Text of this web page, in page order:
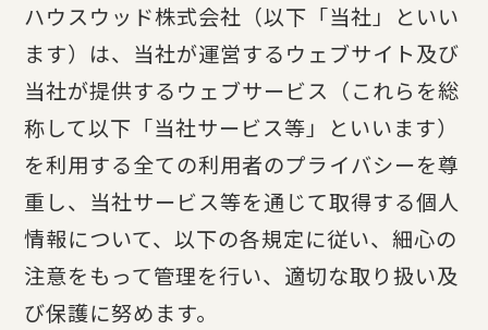
ハウスウッド株式会社（以下「当社」といい
ます）は、当社が運営するウェブサイト及び
当社が提供するウェブサービス（これらを総
称して以下「当社サービス等」といいます）
を利用する全ての利用者のプライバシーを尊
重し、当社サービス等を通じて取得する個人
情報について、以下の各規定に従い、細心の
注意をもって管理を行い、適切な取り扱い及
び保護に努めます。